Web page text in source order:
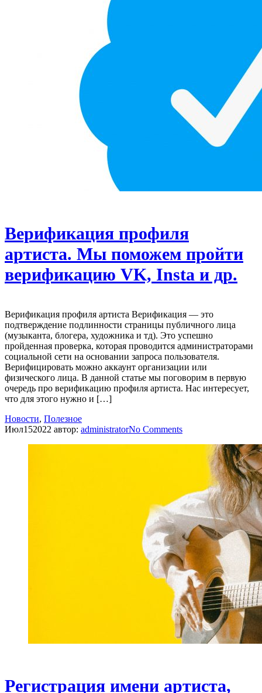
Верификация профиля
артиста. Мы поможем пройти
верификацию VK, Insta и др.
Верификация профиля артиста Верификация — это
подтверждение подлинности страницы публичного лица
(музыканта, блогера, художника и тд). Это успешно
пройденная проверка, которая проводится администраторами
социальной сети на основании запроса пользователя.
Верифицировать можно аккаунт организации или
физического лица. В данной статье мы поговорим в первую
очередь про верификацию профиля артиста. Нас интересует,
что для этого нужно и […]
Новости, Полезное
Июл152022 автор: administratorNo Comments
Регистрация имени артиста,